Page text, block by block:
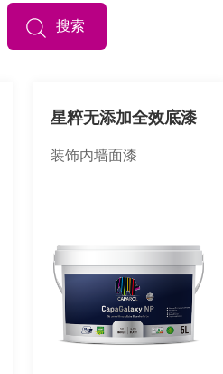
搜索
星粹无添加全效底漆
装饰内墙面漆